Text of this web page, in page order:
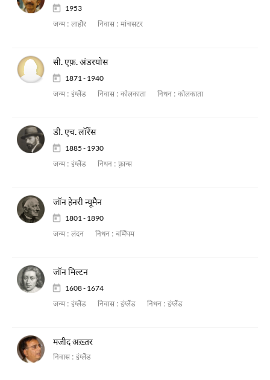
1953
जन्म : लाहौर निवास : मांचसटर
सी. एफ़. अंडरयोस
1871 - 1940
जन्म : इंग्लैंड निवास : कोलकाता निधन : कोलकाता
डी. एच. लॉरेंस
1885 - 1930
जन्म : इंग्लैंड निधन : फ़्रान्स
जॉन हेनरी न्यूमैन
1801 - 1890
जन्म : लंदन निधन : बर्मिंघम
जॉन मिल्टन
1608 - 1674
जन्म : इंग्लैंड निवास : इंग्लैंड निधन : इंग्लैंड
मजीद अख़्तर
निवास : इंग्लैंड